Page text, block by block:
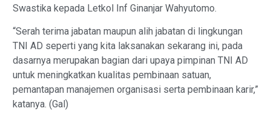
Swastika kepada Letkol Inf Ginanjar Wahyutomo.
“Serah terima jabatan maupun alih jabatan di lingkungan
TNI AD seperti yang kita laksanakan sekarang ini, pada
dasarnya merupakan bagian dari upaya pimpinan TNI AD
untuk meningkatkan kualitas pembinaan satuan,
pemantapan manajemen organisasi serta pembinaan karir,”
katanya. (Gal)